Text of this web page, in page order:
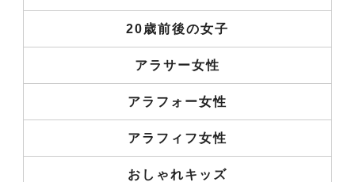
20歳前後の女子
アラサー女性
アラフォー女性
アラフィフ女性
おしゃれキッズ